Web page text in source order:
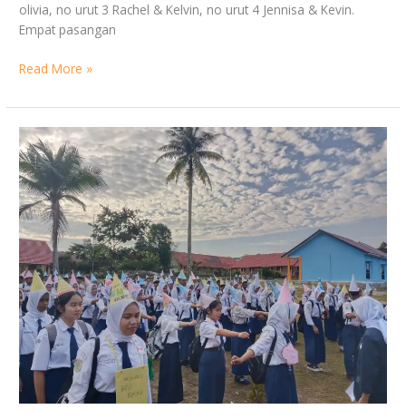
olivia, no urut 3 Rachel & Kelvin, no urut 4 Jennisa & Kevin.
Empat pasangan
Read More »
Kegiatan
MPLS
SMK
Negeri
1
Sijuk
2023